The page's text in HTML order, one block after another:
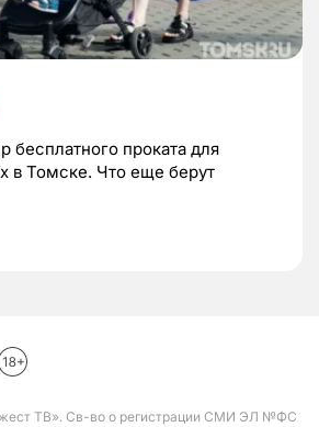
бесплатного проката для
в Томске. Что еще берут
ТВ». Св-во о регистрации СМИ ЭЛ №ФС